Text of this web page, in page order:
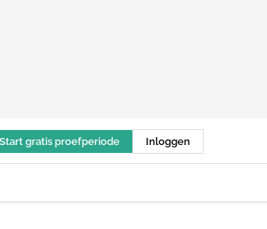
Start gratis proefperiode Inloggen